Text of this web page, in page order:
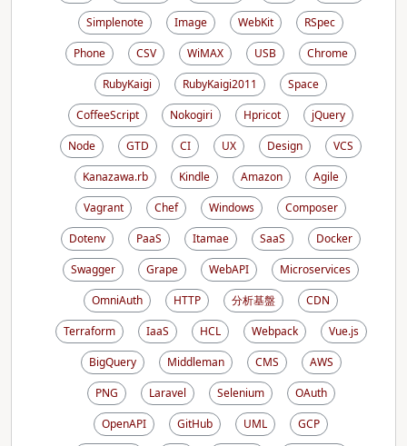
Simplenote
Image WebKit
RSpec
Phone
CSV WiMAX USB
Chrome
RubyKaigi
RubyKaigi2011
Space
CoffeeScript
Nokogiri Hpricot
jQuery
Node
GTD CI UX Design
VCS
Kanazawa.rb
Kindle Amazon
Agile
Vagrant
Chef Windows
Composer
Dotenv
PaaS Itamae SaaS
Docker
Swagger
Grape WebAPI
Microservices
OmniAuth
HTTP 分析基盤
CDN
Terraform
IaaS HCL Webpack
Vue.js
BigQuery
Middleman CMS
AWS
PNG
Laravel Selenium
OAuth
OpenAPI
GitHub UML
GCP